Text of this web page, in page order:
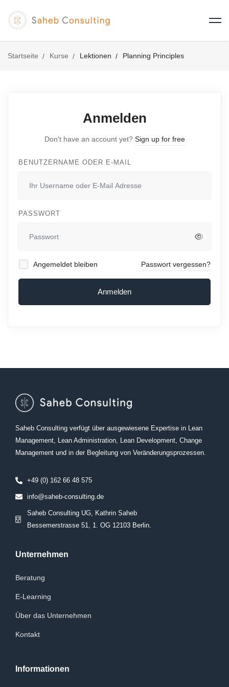
Startseite Kurse Lektionen Planning Principles
Anmelden
Don't have an account yet? Sign up for free
BENUTZERNAME ODER E-MAIL
PASSWORT
Angemeldet bleiben Passwort vergessen?
Anmelden
Saheb Consulting verfügt über ausgewiesene Expertise in Lean
Management, Lean Administration, Lean Development, Change
Management und in der Begleitung von Veränderungsprozessen.
+49 (0) 162 66 48 575
info@saheb-consulting.de
Saheb Consulting UG, Kathrin Saheb
Bessemerstrasse 51, 1. OG 12103 Berlin.
Unternehmen
Beratung
E-Learning
Über das Unternehmen
Kontakt
Informationen